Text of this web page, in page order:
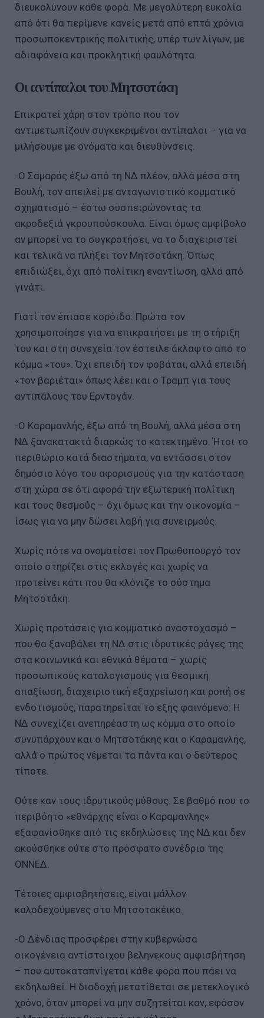
διευκολύνουν κάθε φορά. Με μεγαλύτερη ευκολία
από ότι θα περίμενε κανείς μετά από επτά χρόνια
προσωποκεντρικής πολιτικής, υπέρ των λίγων, με
αδιαφάνεια και προκλητική φαυλότητα.
Οι αντίπαλοι του Μητσοτάκη
Επικρατεί χάρη στον τρόπο που τον
αντιμετωπίζουν συγκεκριμένοι αντίπαλοι – για να
μιλήσουμε με ονόματα και διευθύνσεις.
-Ο Σαμαράς έξω από τη ΝΔ πλέον, αλλά μέσα στη
Βουλή, τον απειλεί με ανταγωνιστικό κομματικό
σχηματισμό – έστω συσπειρώνοντας τα
ακροδεξιά γκρουπούσκουλα. Είναι όμως αμφίβολο
αν μπορεί να το συγκροτήσει, να το διαχειριστεί
και τελικά να πλήξει τον Μητσοτάκη. Όπως
επιδιώξει, όχι από πολίτικη εναντίωση, αλλά από
γινάτι.
Γιατί τον έπιασε κορόιδο: Πρώτα τον
χρησιμοποίησε για να επικρατήσει με τη στήριξη
του και στη συνεχεία τον έστειλε άκλαφτο από το
κόμμα «του». Όχι επειδή τον φοβάται, αλλά επειδή
«τον βαριέται» όπως λέει και ο Τραμπ για τους
αντιπάλους του Ερντογάν.
-Ο Καραμανλής, έξω από τη Βουλή, αλλά μέσα στη
ΝΔ ξανακατακτά διαρκώς το κατεκτημένο. Ήτοι το
περιθώριο κατά διαστήματα, να εντάσσει στον
δημόσιο λόγο του αφορισμούς για την κατάσταση
στη χώρα σε ότι αφορά την εξωτερική πολίτικη
και τους θεσμούς – όχι όμως και την οικονομία –
ίσως για να μην δώσει λαβή για συνειρμούς.
Χωρίς πότε να ονοματίσει τον Πρωθυπουργό τον
οποίο στηρίζει στις εκλογές και χωρίς να
προτείνει κάτι που θα κλόνιζε το σύστημα
Μητσοτάκη.
Χωρίς προτάσεις για κομματικό αναστοχασμό –
που θα ξαναβάλει τη ΝΔ στις ιδρυτικές ράγες της
στα κοινωνικά και εθνικά θέματα – χωρίς
προσωπικούς καταλογισμούς για θεσμική
απαξίωση, διαχειριστική εξαχρείωση και ροπή σε
ενδοτισμούς, παρατηρείται το εξής φαινόμενο: Η
ΝΔ συνεχίζει ανεπηρέαστη ως κόμμα στο οποίο
συνυπάρχουν και ο Μητσοτάκης και ο Καραμανλής,
αλλά ο πρώτος νέμεται τα πάντα και ο δεύτερος
τίποτε.
Ούτε καν τους ιδρυτικούς μύθους. Σε βαθμό που το
περιβόητο «εθνάρχης είναι ο Καραμανλης»
εξαφανίσθηκε από τις εκδηλώσεις της ΝΔ και δεν
ακούσθηκε ούτε στο πρόσφατο συνέδριο της
ΟΝΝΕΔ.
Τέτοιες αμφισβητήσεις, είναι μάλλον
καλοδεχούμενες στο Μητσοτακέικο.
-Ο Δένδιας προσφέρει στην κυβερνώσα
οικογένεια αντίστοιχου βεληνεκούς αμφισβήτηση
– που αυτοκαταπνίγεται κάθε φορά που πάει να
εκδηλωθεί. Η διαδοχή μετατίθεται σε μετεκλογικό
χρόνο, όταν μπορεί να μην συζητείται καν, εφόσον